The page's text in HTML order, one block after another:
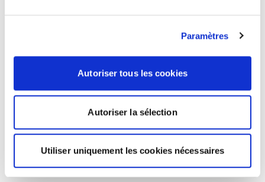
Paramètres
Autoriser tous les cookies
Autoriser la sélection
Utiliser uniquement les cookies nécessaires